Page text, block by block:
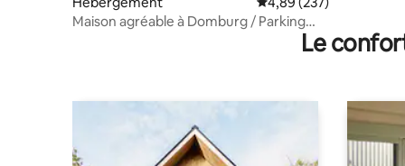
Maison agréable à Domburg / Parking
Le